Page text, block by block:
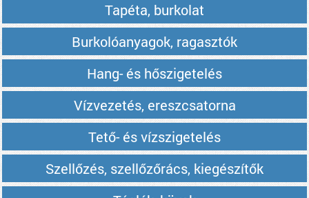
Tapéta, burkolat
Burkolóanyagok, ragasztók
Hang- és hőszigetelés
Vízvezetés, ereszcsatorna
Tető- és vízszigetelés
Szellőzés, szellőzőrács, kiegészítők